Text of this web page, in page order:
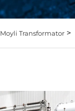
Moyli Transformator >